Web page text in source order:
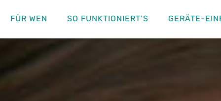
FÜR WEN SO FUNKTIONIERT’S GERÄTE-